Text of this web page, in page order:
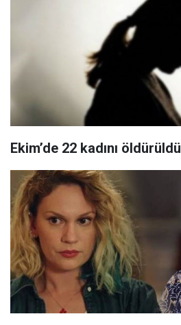
Ekim’de 22 kadını öldürüldü